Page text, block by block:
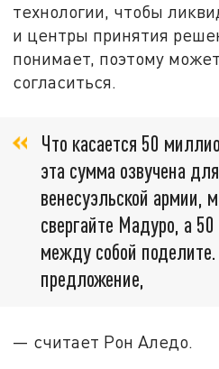
технологии, чтобы
и центры принятия
понимает, поэтому
согласиться.
Что касается 50
эта сумма озвучена
венесуэльской армии,
свергайте Мадуро, а
между собой
предложение,
— считает Рон Аледо.